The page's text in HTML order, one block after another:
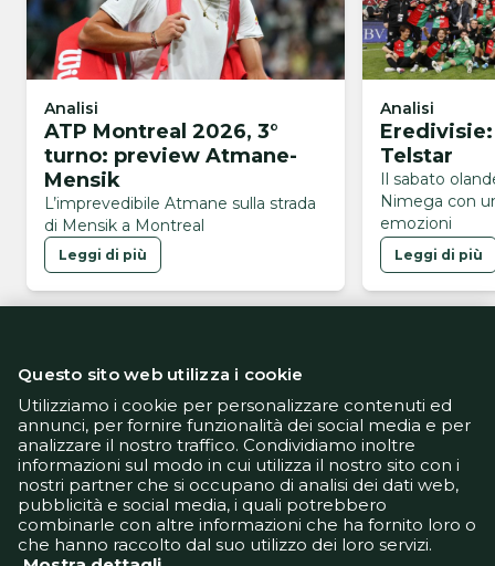
Analisi
ATP Montreal 2026, 3°
turno: preview Atmane-
Mensik
L’imprevedibile Atmane sulla strada
di Mensik a Montreal
Leggi di più
Analisi
Telstar
Il sabato
Nimega con
emozioni
Leggi di più
Informativa Privacy
Informativa Cookie
Tech App
Gestione preferenze
support@goldbetlive.it
Questo sito web utilizza i cookie
Utilizziamo i cookie per personalizzare contenuti ed
annunci, per fornire funzionalità dei social media e per
analizzare il nostro traffico. Condividiamo inoltre
informazioni sul modo in cui utilizza il nostro sito con i
nostri partner che si occupano di analisi dei dati web,
pubblicità e social media, i quali potrebbero
combinarle con altre informazioni che ha fornito loro o
che hanno raccolto dal suo utilizzo dei loro servizi.